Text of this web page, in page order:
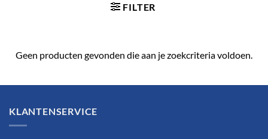
FILTER
Geen producten gevonden die aan je zoekcriteria voldoen.
KLANTENSERVICE